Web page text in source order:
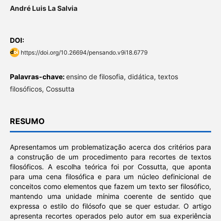
André Luis La Salvia
DOI:
https://doi.org/10.26694/pensando.v9i18.6779
Palavras-chave:ensino de filosofia, didática, textos
filosóficos, Cossutta
RESUMO
Apresentamos um problematização acerca dos critérios para
a construção de um procedimento para recortes de textos
filosóficos. A escolha teórica foi por Cossutta, que aponta
para uma cena filosófica e para um núcleo definicional de
conceitos como elementos que fazem um texto ser filosófico,
mantendo uma unidade mínima coerente de sentido que
expressa o estilo do filósofo que se quer estudar. O artigo
apresenta recortes operados pelo autor em sua experiência